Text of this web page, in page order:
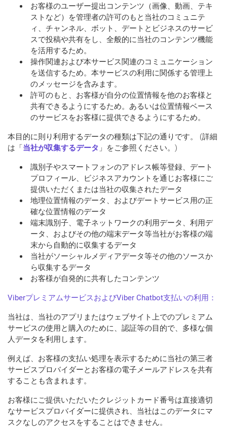
お客様のユーザー提出コンテンツ（画像、動画、テキ
ストなど）を管理者の許可のもと当社のコミュニテ
ィ、チャンネル、ボット、デートとビジネスのサービ
スで投稿や共有をし、全般的に当社のコンテンツ機能
を活用するため。
操作関連および本サービス関連のコミュニケーション
を送信するため。本サービスの利用に関係する管理上
のメッセージを含みます。
許可のもと、お客様が自分の位置情報を他のお客様と
共有できるようにするため。あるいは位置情報ベース
のサービスをお客様に提供できるようにするため。
本目的に則り利用するデータの種類は下記の通りです。 (詳細
は「当社が収集するデータ 」をご参照ください。)
識別子やスマートフォンのアドレス帳等登録、デート
プロフィール、ビジネスアカウントを通じお客様にご
提供いただくまたは当社の収集されたデータ
地理位置情報のデータ、およびデートサービス用の正
確な位置情報のデータ
端末識別子、電子ネットワークの利用データ、利用デ
ータ、およびその他の端末データ等当社がお客様の端
末から自動的に収集するデータ
当社がソーシャルメディアデータ等その他のソースか
ら収集するデータ
お客様が自発的に共有したコンテンツ
ViberプレミアムサービスおよびViber Chatbot支払いの利用：
当社は、当社のアプリまたはウェブサイト上でのプレミアム
サービスの使用と購入のために、認証等の目的で、多様な個
人データを利用します。
例えば、お客様の支払い処理を表示するために当社の第三者
サービスプロバイダーとお客様の電子メールアドレスを共有
することも含まれます。
お客様にご提供いただいたクレジットカード番号は直接適切
なサービスプロバイダーに提供され、当社はこのデータにマ
スクなしのアクセスをすることはできません。